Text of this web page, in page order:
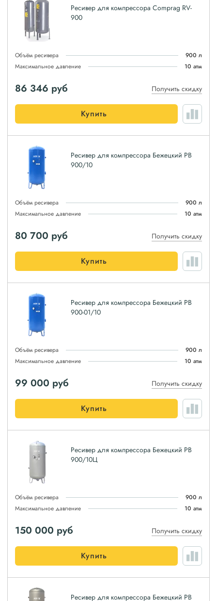
Ресивер для компрессора Comprag RV-
900
Объём ресивера
900 л
Максимальное давление
10 атм
86 346 руб Получить скидку
Купить
Ресивер для компрессора Бежецкий РВ
900/10
Объём ресивера
900 л
Максимальное давление
10 атм
80 700 руб Получить скидку
Купить
Ресивер для компрессора Бежецкий РВ
900-01/10
Объём ресивера
900 л
Максимальное давление
10 атм
99 000 руб Получить скидку
Купить
Ресивер для компрессора Бежецкий РВ
900/10Ц
Объём ресивера
900 л
Максимальное давление
10 атм
150 000 руб Получить скидку
Купить
Ресивер для компрессора Бежецкий РВ